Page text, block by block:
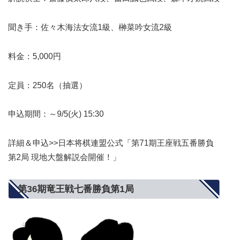
聞き手：佐々木海法女流1級、榊菜吟女流2級
料金：5,000円
定員：250名（抽選）
申込期間：～9/5(火) 15:30
詳細＆申込>>日本将棋連盟公式「第71期王座戦五番勝負
第2局 現地大盤解説会開催！」
第36期竜王戦七番勝負第1局